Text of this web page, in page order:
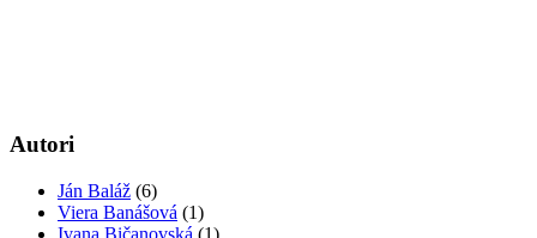
Autori
Ján Baláž (6)
Viera Banášová (1)
Ivana Bičanovská (1)